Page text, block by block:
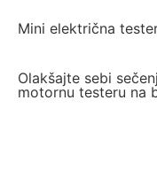
Mini električna
Olakšajte sebi
motornu testeru na